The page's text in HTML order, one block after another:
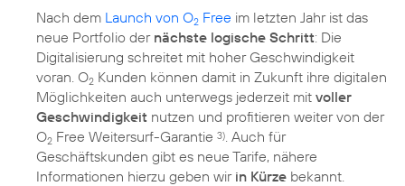
Nach dem Launch von O2 Free im letzten Jahr ist das
neue Portfolio der nächste logische Schritt: Die
Digitalisierung schreitet mit hoher Geschwindigkeit
voran. O2 Kunden können damit in Zukunft ihre digitalen
Möglichkeiten auch unterwegs jederzeit mit voller
Geschwindigkeit nutzen und profitieren weiter von der
O2 Free Weitersurf-Garantie 3) . Auch für
Geschäftskunden gibt es neue Tarife, nähere
Informationen hierzu geben wir in Kürze bekannt.